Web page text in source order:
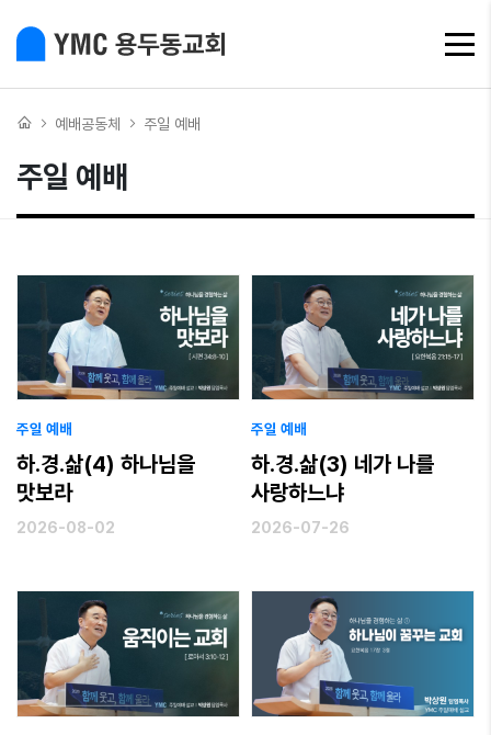
⌂ 예배공동체 주일 예배
주일 예배
주일 예배
하.경.삶(4) 하나님을
맛보라
2026-08-02
주일 예배
하.경.삶(3) 네가 나를
사랑하느냐
2026-07-26